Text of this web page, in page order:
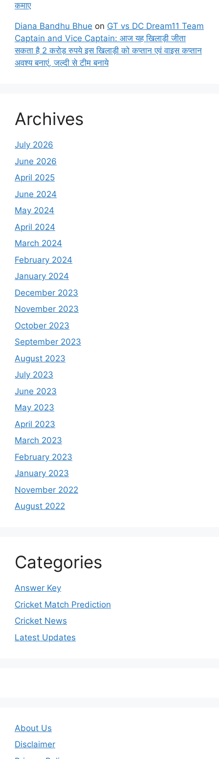
कमाए
Diana Bandhu Bhue on GT vs DC Dream11 Team
Captain and Vice Captain: आज यह खिलाड़ी जीता
सकता है 2 करोड़ रुपये इस खिलाड़ी को कप्तान एवं वाइस कप्तान
अवश्य बनाएं, जल्दी से टीम बनाये
Archives
July 2026
June 2026
April 2025
June 2024
May 2024
April 2024
March 2024
February 2024
January 2024
December 2023
November 2023
October 2023
September 2023
August 2023
July 2023
June 2023
May 2023
April 2023
March 2023
February 2023
January 2023
November 2022
August 2022
Categories
Answer Key
Cricket Match Prediction
Cricket News
Latest Updates
About Us
Disclaimer